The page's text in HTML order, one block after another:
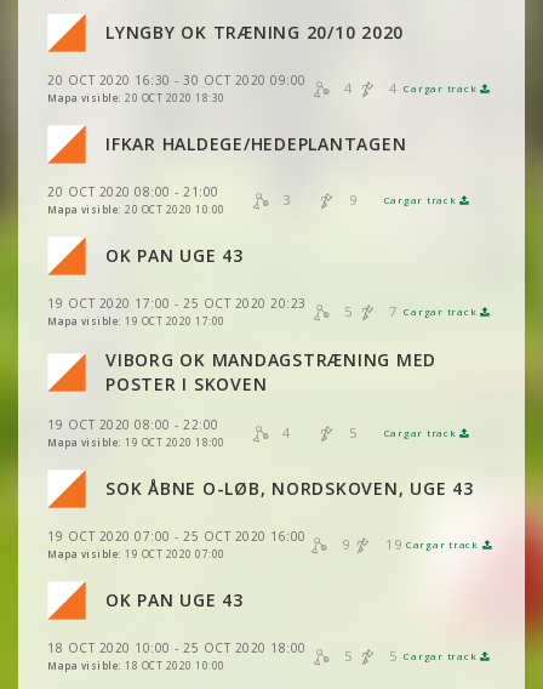
LYNGBY OK TRÆNING 20/10 2020
20 OCT 2020 16:30 - 30 OCT 2020 09:00
Mapa visible: 20 OCT 2020 18:30
4 4 Cargar track
VER 2DRERUN
VER 2DRERUN
IFKAR HALDEGE/HEDEPLANTAGEN
20 OCT 2020 08:00 - 21:00
Mapa visible: 20 OCT 2020 10:00
3 9 Cargar track
VER 2DRERUN
VER 2DRERUN
VER 2DRERUN
OK PAN UGE 43
19 OCT 2020 17:00 - 25 OCT 2020 20:23
Mapa visible: 19 OCT 2020 17:00
5 7 Cargar track
VER
VER 2DRERUN
VER 2DRERUN
VER 2DRERUN
VIBORG OK MANDAGSTRÆNING MED
POSTER I SKOVEN
19 OCT 2020 08:00 - 22:00
Mapa visible: 19 OCT 2020 18:00
4 5 Cargar track
VER 2DRERUN
VER 2DRERUN
VER 2DRERUN
VER 2DRERUN
SOK ÅBNE O-LØB, NORDSKOVEN, UGE 43
19 OCT 2020 07:00 - 25 OCT 2020 16:00
Mapa visible: 19 OCT 2020 07:00
9 19 Cargar track
VER
VER
VER 2DRERUN
VER 2DRERUN
VER 2DRERUN
VER 2DRERUN
VER 2DRERUN
OK PAN UGE 43
18 OCT 2020 10:00 - 25 OCT 2020 18:00
Mapa visible: 18 OCT 2020 10:00
5 5 Cargar track
VER
VER 2DRERUN
VER 2DRERUN
VER 2DRERUN
VER
VER 2DRERUN
VER 2DRERUN
VER 2DRERUN
VER
VER
VER 2DRERUN